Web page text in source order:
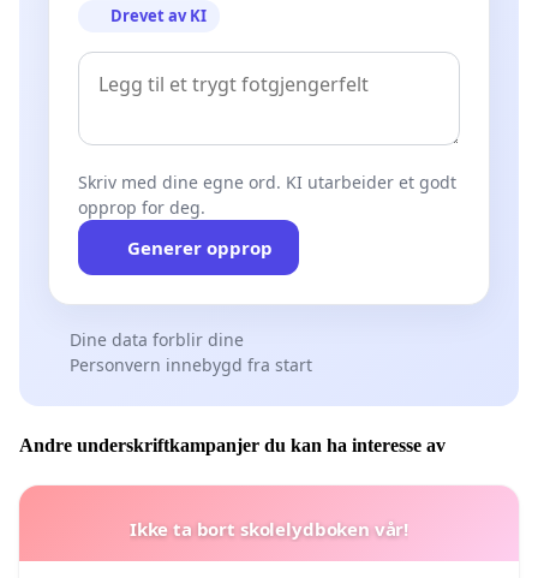
Drevet av KI
Skriv med dine egne ord. KI utarbeider et godt
opprop for deg.
Generer opprop
Dine data forblir dine
Personvern innebygd fra start
Andre underskriftkampanjer du kan ha interesse av
Ikke ta bort skolelydboken vår!